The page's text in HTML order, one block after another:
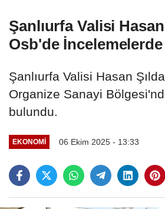
Şanlıurfa Valisi Hasan
Osb'de
Şanlıurfa Valisi Hasan
Organize Sanayi
bulundu.
EKONOMI 06 Ekim 2025 - 13:33